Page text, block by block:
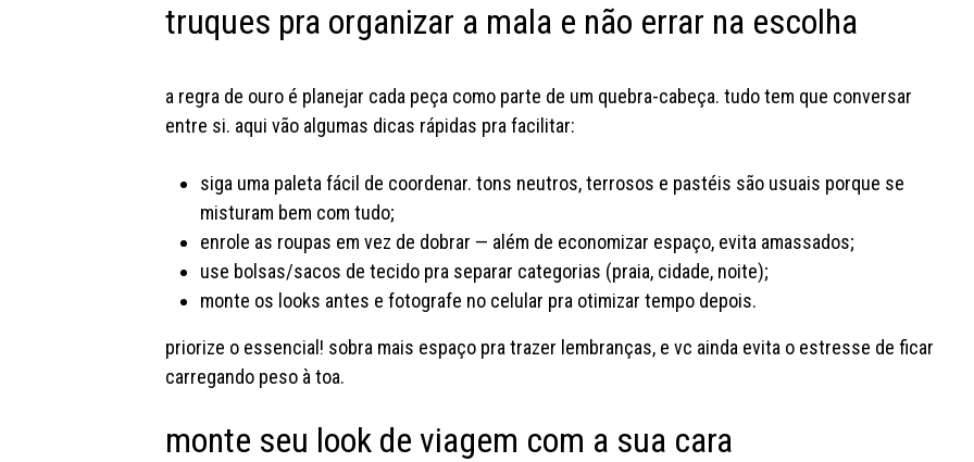
truques pra organizar a mala e não errar na escolha
a regra de ouro é planejar cada peça como parte de um quebra-cabeça. tudo tem que conversar
entre si. aqui vão algumas dicas rápidas pra facilitar:
siga uma paleta fácil de coordenar. tons neutros, terrosos e pastéis são usuais porque se
misturam bem com tudo;
enrole as roupas em vez de dobrar — além de economizar espaço, evita amassados;
use bolsas/sacos de tecido pra separar categorias (praia, cidade, noite);
monte os looks antes e fotografe no celular pra otimizar tempo depois.
priorize o essencial! sobra mais espaço pra trazer lembranças, e vc ainda evita o estresse de ficar
carregando peso à toa.
monte seu look de viagem com a sua cara